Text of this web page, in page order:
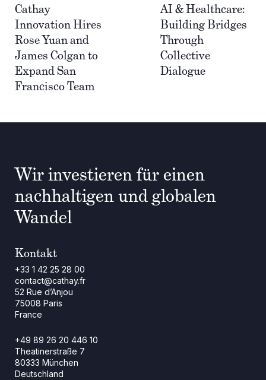
Cathay
Innovation Hires
Rose Yuan and
James Colgan to
Expand San
Francisco Team
AI & Healthcare:
Building Bridges
Through
Collective
Dialogue
Wir investieren für einen
nachhaltigen und globalen
Wandel
Kontakt
+33 1 42 25 28 00
contact@cathay.fr
52 Rue d’Anjou
75008 Paris
France
+49 89 26 20 446 10
Theatinerstraße 7
80333 München
Deutschland